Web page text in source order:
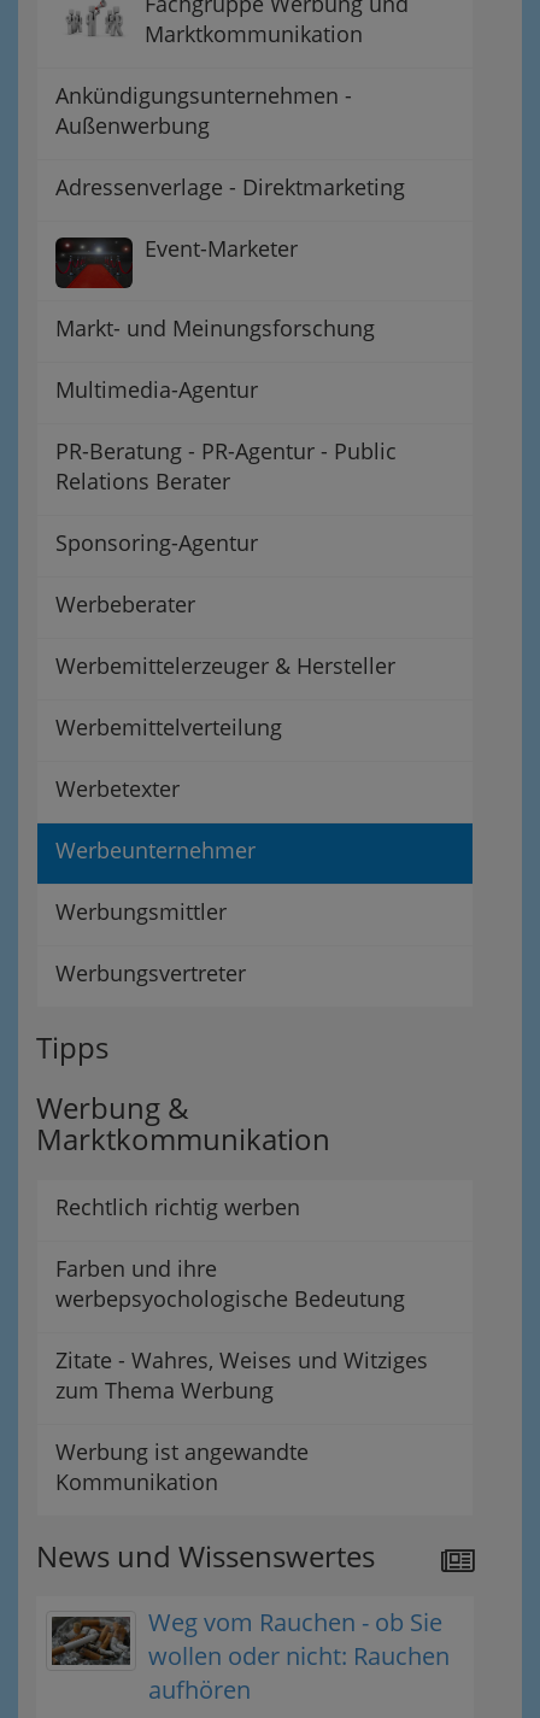
Marktkommunikation
Ankündigungsunternehmen -
Außenwerbung
Adressenverlage - Direktmarketing
Event-Marketer
Markt- und Meinungsforschung
Multimedia-Agentur
PR-Beratung - PR-Agentur - Public
Relations Berater
Sponsoring-Agentur
Werbeberater
Werbemittelerzeuger & Hersteller
Werbemittelverteilung
Werbetexter
Werbeunternehmer
Werbungsmittler
Werbungsvertreter
Tipps
Werbung &
Marktkommunikation
Rechtlich richtig werben
Farben und ihre
werbepsyochologische Bedeutung
Zitate - Wahres, Weises und Witziges
zum Thema Werbung
Werbung ist angewandte
Kommunikation
News und Wissenswertes
Weg vom Rauchen - ob Sie
wollen oder nicht: Rauchen
aufhören